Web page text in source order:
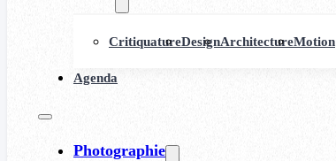
CritiquatureDesignArchitectureMotion
Agenda
Photographie